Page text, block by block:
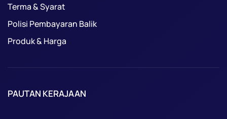
Terma & Syarat
Polisi Pembayaran Balik
Produk & Harga
PAUTAN KERAJAAN